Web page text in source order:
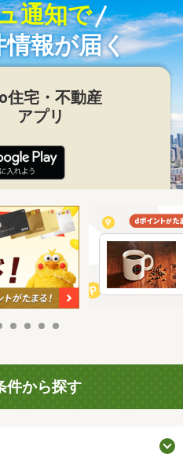
通知で
報が届く
住宅・不動産
アプリ
件から探す